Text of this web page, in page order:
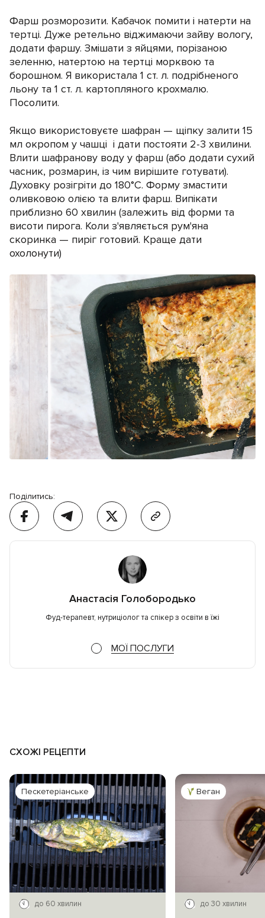
Фарш розморозити. Кабачок помити і натерти на
тертці. Дуже ретельно віджимаючи зайву вологу,
додати фаршу. Змішати з яйцями, порізаною
зеленню, натертою на тертці морквою та
борошном. Я використала 1 ст. л. подрібненого
льону та 1 ст. л. картопляного крохмалю.
Посолити.
Якщо використовуєте шафран — щіпку залити 15
мл окропом у чашці і дати постояти 2-3 хвилини.
Влити шафранову воду у фарш (або додати сухий
часник, розмарин, із чим вирішите готувати).
Духовку розігріти до 180°C. Форму змастити
оливковою олією та влити фарш. Випікати
приблизно 60 хвилин (залежить від форми та
висоти пирога. Коли з'являється рум'яна
скоринка — пиріг готовий. Краще дати
охолонути)
Поділитись:
Анастасія Голобородько
Фуд-терапевт, нутриціолог та спікер з освіти в їжі
МОЇ ПОСЛУГИ
СХОЖІ РЕЦЕПТИ
Пескетеріанське
до 60 хвилин
Веган
до 30 хвилин